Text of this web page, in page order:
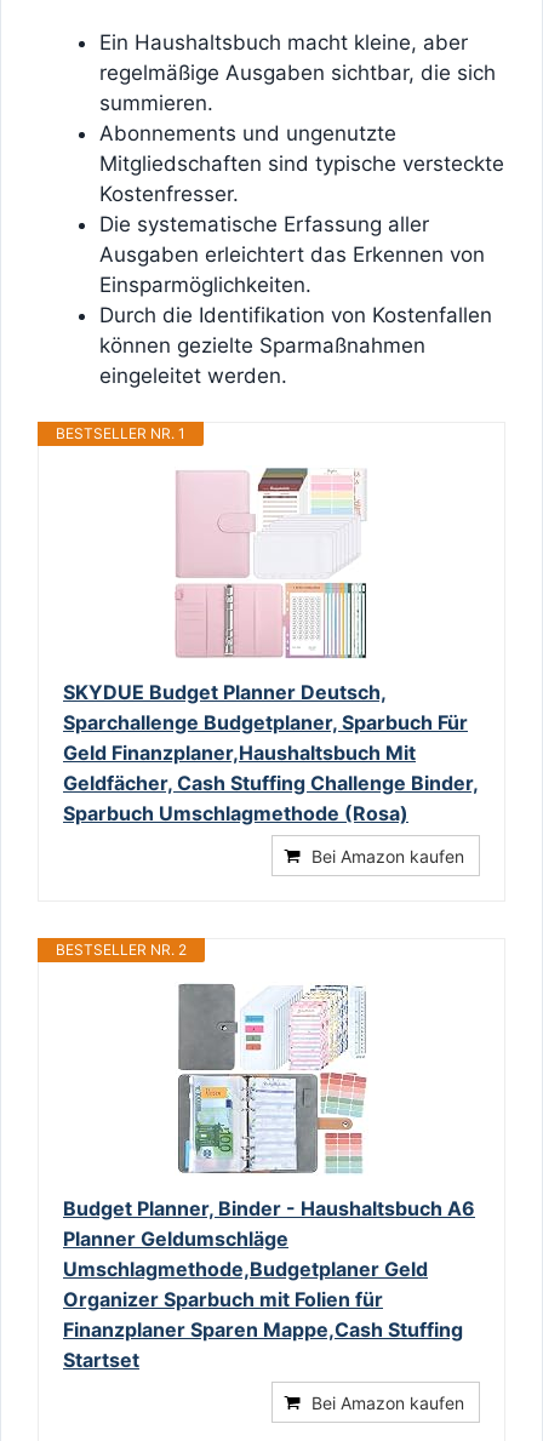
Ein Haushaltsbuch macht kleine, aber
regelmäßige Ausgaben sichtbar, die sich
summieren.
Abonnements und ungenutzte
Mitgliedschaften sind typische versteckte
Kostenfresser.
Die systematische Erfassung aller
Ausgaben erleichtert das Erkennen von
Einsparmöglichkeiten.
Durch die Identifikation von Kostenfallen
können gezielte Sparmaßnahmen
eingeleitet werden.
BESTSELLER NR. 1
SKYDUE Budget Planner Deutsch,
Sparchallenge Budgetplaner, Sparbuch Für
Geld Finanzplaner,Haushaltsbuch Mit
Geldfächer, Cash Stuffing Challenge Binder,
Sparbuch Umschlagmethode (Rosa)
Bei Amazon kaufen
BESTSELLER NR. 2
Budget Planner, Binder - Haushaltsbuch A6
Planner Geldumschläge
Umschlagmethode,Budgetplaner Geld
Organizer Sparbuch mit Folien für
Finanzplaner Sparen Mappe,Cash Stuffing
Startset
Bei Amazon kaufen